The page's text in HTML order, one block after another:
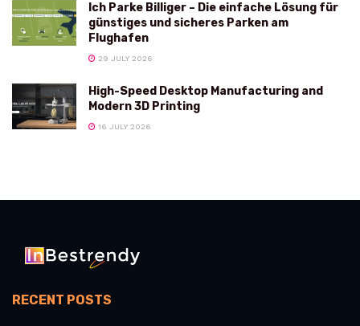
Ich Parke Billiger – Die einfache Lösung für
günstiges und sicheres Parken am
Flughafen
29 JULY 2026
High-Speed Desktop Manufacturing and
Modern 3D Printing
16 JULY 2026
RECENT POSTS